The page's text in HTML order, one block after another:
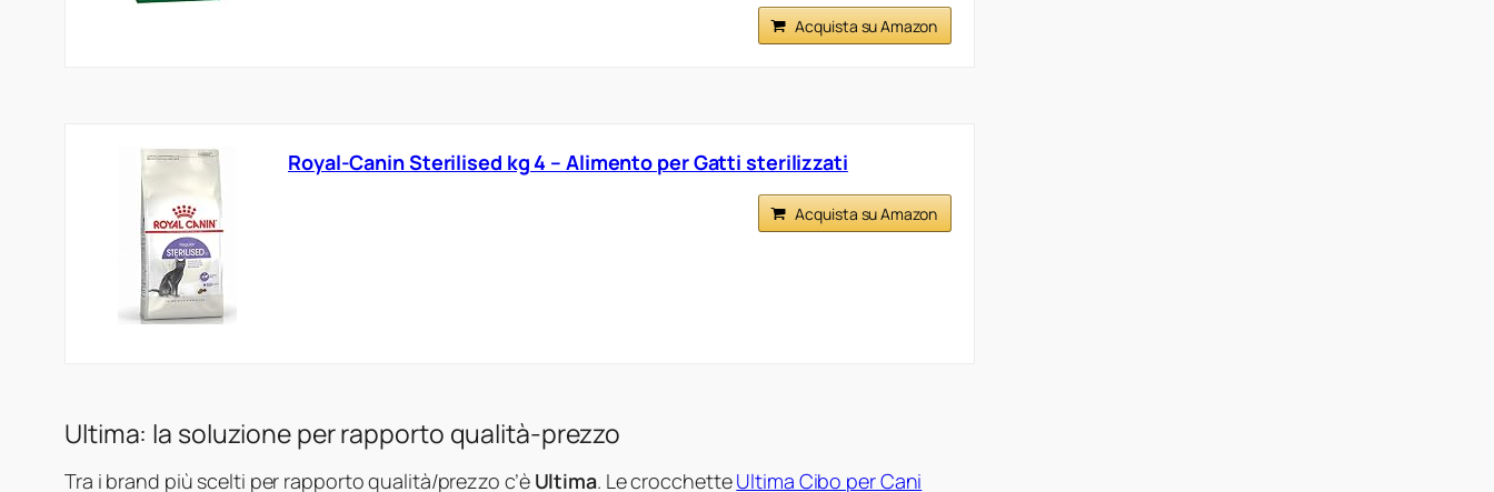
Acquista su Amazon
Royal-Canin Sterilised kg 4 – Alimento per Gatti sterilizzati
Acquista su Amazon
Ultima: la soluzione per rapporto qualità-prezzo
Tra i brand più scelti per rapporto qualità/prezzo c’è Ultima. Le crocchetteUltima Cibo per Cani